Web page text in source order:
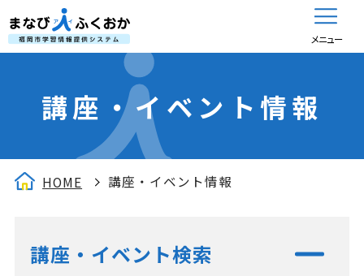
メニュー
講座・イベント情報
HOME 講座・イベント情報
講座・イベント検索